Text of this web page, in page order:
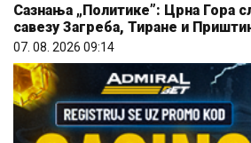
Сазнања „Политике”: Црна Гора
савезу Загреба, Тиране и
07. 08. 2026 09:14